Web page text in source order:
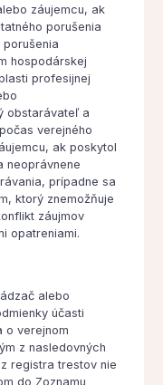
záujemcu, ak
porušenia
porušenia
hospodárskej
profesijnej
obstarávateľ a
verejného
ak poskytol
neoprávnene
prípadne sa
ktorý znemožňuje
záujmov
opatreniami.
alebo
účasti
o verejnom
z nasledovných
registra trestov nie
do Zoznamu